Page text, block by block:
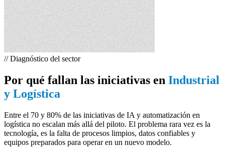
// Diagnóstico del sector
Por qué fallan las iniciativas en Industrial
y Logística
Entre el 70 y 80% de las iniciativas de IA y automatización en
logística no escalan más allá del piloto. El problema rara vez es la
tecnología, es la falta de procesos limpios, datos confiables y
equipos preparados para operar en un nuevo modelo.